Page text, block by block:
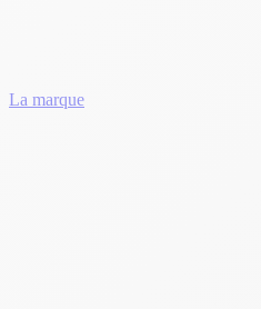
La marque